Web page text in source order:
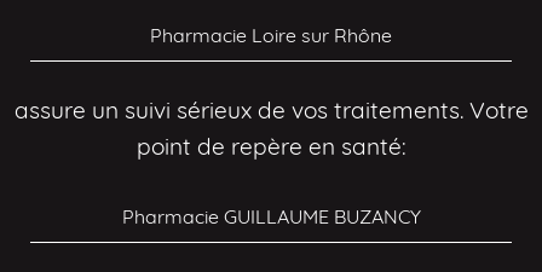
Pharmacie Loire sur Rhône
assure un suivi sérieux de vos traitements. Votre
point de repère en santé:
Pharmacie GUILLAUME BUZANCY